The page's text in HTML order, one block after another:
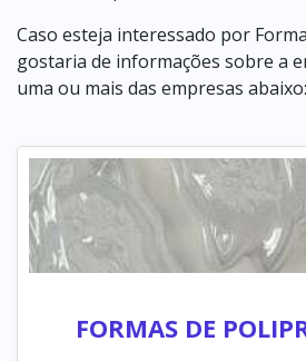
Caso esteja interessado por
gostaria de informações sobre a
uma ou mais das empresas abaixo:
FORMAS DE